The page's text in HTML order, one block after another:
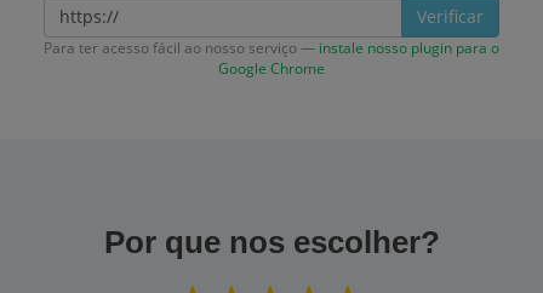
Verificar
Para ter acesso fácil ao nosso serviço — instale nosso plugin para o
Google Chrome
Por que nos escolher?